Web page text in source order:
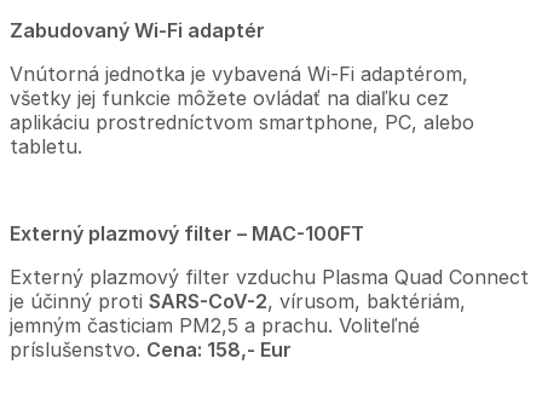
Zabudovaný Wi-Fi adaptér
Vnútorná jednotka je vybavená Wi-Fi adaptérom,
všetky jej funkcie môžete ovládať na diaľku cez
aplikáciu prostredníctvom smartphone, PC, alebo
tabletu.
Externý plazmový filter – MAC-100FT
Externý plazmový filter vzduchu Plasma Quad Connect
je účinný proti SARS-CoV-2, vírusom, baktériám,
jemným časticiam PM2,5 a prachu. Voliteľné
príslušenstvo. Cena: 158,- Eur